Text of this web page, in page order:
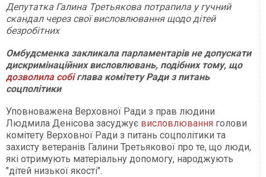
Депутатка Галина Третьякова потрапила у гучний
скандал через свої висловлювання щодо дітей
безробітних
Омбудсменка закликала парламентарів не допускати
дискримінаційних висловлювань, подібних тому, що
дозволила собіглава комітету Ради з питань
соцполітики
Уповноважена Верховної Ради з прав людини
Людмила Денісова засуджує висловлювання голови
комітету Верховної Ради з питань соцполітики та
захисту ветеранів Галини Третьякової про те, що люди,
які отримують матеріальну допомогу, народжують
"дітей низької якості".